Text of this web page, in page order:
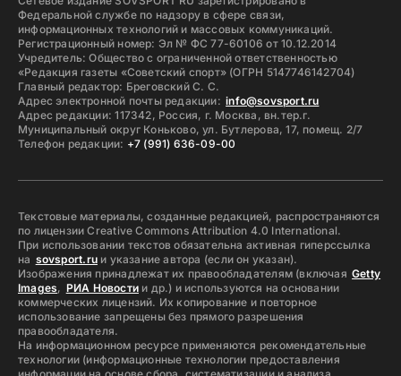
Федеральной службе по надзору в сфере связи,
информационных технологий и массовых коммуникаций.
Регистрационный номер: Эл № ФС 77-60106 от 10.12.2014
Учредитель: Общество с ограниченной ответственностью
«Редакция газеты «Советский спорт» (ОГРН 5147746142704)
Главный редактор: Бреговский С. С.
Адрес электронной почты редакции: info@sovsport.ru
Адрес редакции: 117342, Россия, г. Москва, вн.тер.г.
Муниципальный округ Коньково, ул. Бутлерова, 17, помещ. 2/7
Телефон редакции: +7 (991) 636-09-00
Текстовые материалы, созданные редакцией, распространяются
по лицензии Creative Commons Attribution 4.0 International.
При использовании текстов обязательна активная гиперссылка
на sovsport.ruи указание автора (если он указан).
Изображения принадлежат их правообладателям (включая Getty
Images, РИА Новости и др.) и используются на основании
коммерческих лицензий. Их копирование и повторное
использование запрещены без прямого разрешения
правообладателя.
На информационном ресурсе применяются рекомендательные
технологии (информационные технологии предоставления